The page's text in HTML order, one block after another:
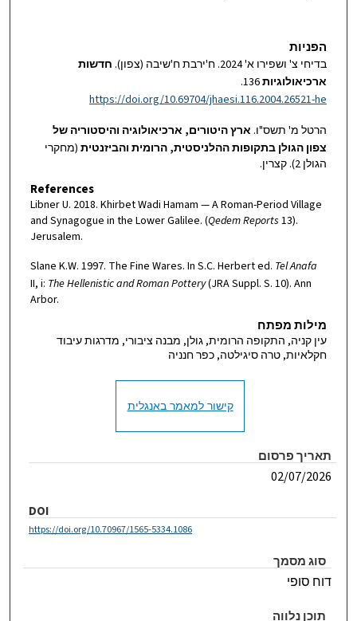
הפניות
בדיחי צ' ושפירו א' 2024. ח'ירבת ח'שיבה (צפון).
חדשות
ארכיאולוגיות136.
https://doi.org/10.69704/jhaesi.116.2004.26521-he
הרטל מ' תשס"ו. ארץ היטורים, ארכיאולוגיה והיסטוריה של
צפון הגולן בתקופות ההלניסטית, הרומית והביזנטית (מחקרי
הגולן 2). קצרין.
References
Libner U. 2018. Khirbet Wadi Hamam — A Roman-Period Village
and Synagogue in the Lower Galilee. (Qedem Reports 13).
Jerusalem.
Slane K.W. 1997. The Fine Wares. In S.C. Herbert ed. Tel Anafa
II, i: The Hellenistic and Roman Pottery(JRA Suppl. S. 10). Ann
Arbor.
מילות מפתח
עין קניה, התקופה הרומית, גולן, מבנה ציבורי, מדרגות עיבוד
חקלאיות, טרה סיגילטה, כפר חנניה
קישור למאמר באנגלית
תאריך פרסום
02/07/2026
DOI
https://doi.org/10.70967/1565-5334.1086
סוג מסמך
דוח סופי
תוכן נלווה